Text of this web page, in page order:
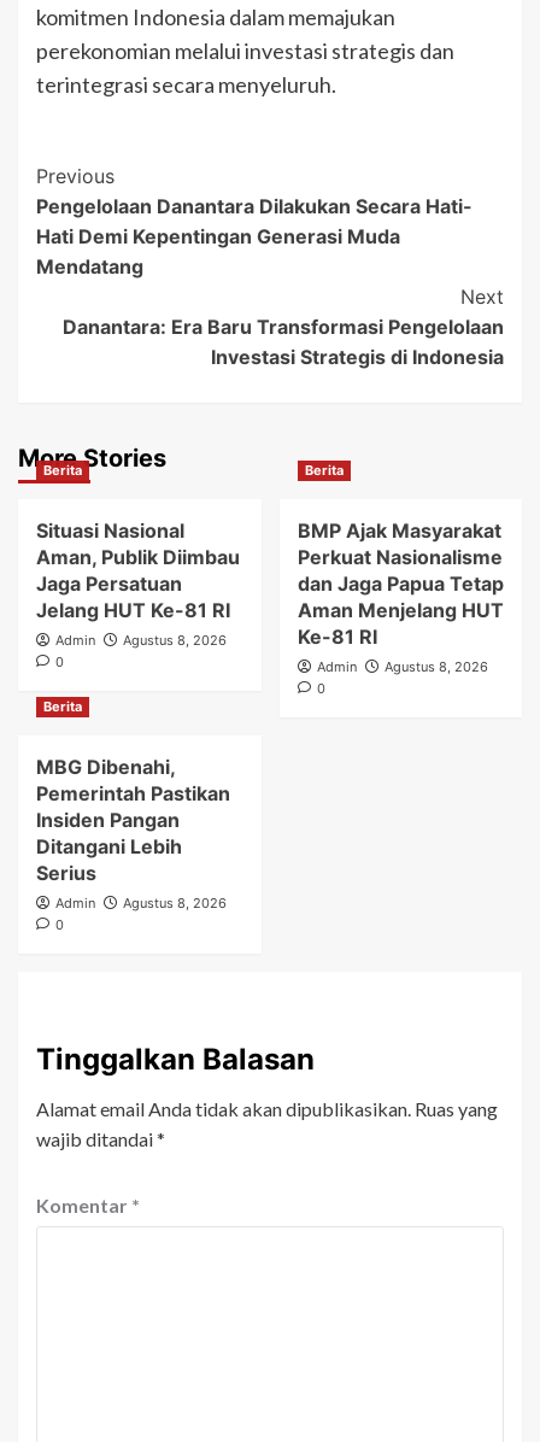
komitmen Indonesia dalam memajukan
perekonomian melalui investasi strategis dan
terintegrasi secara menyeluruh.
Post
Navigation
Previous
Pengelolaan Danantara Dilakukan Secara Hati-
Hati Demi Kepentingan Generasi Muda
Mendatang
Next
Danantara: Era Baru Transformasi Pengelolaan
Investasi Strategis di Indonesia
More Stories
Berita
Situasi Nasional
Aman, Publik Diimbau
Jaga Persatuan
Jelang HUT Ke-81 RI
Admin
Agustus 8, 2026
0
Berita
BMP Ajak Masyarakat
Perkuat Nasionalisme
dan Jaga Papua Tetap
Aman Menjelang HUT
Ke-81 RI
Admin
Agustus 8, 2026
0
Berita
MBG Dibenahi,
Pemerintah Pastikan
Insiden Pangan
Ditangani Lebih
Serius
Admin
Agustus 8, 2026
0
Tinggalkan Balasan
Alamat email Anda tidak akan dipublikasikan. Ruas yang
wajib ditandai*
Komentar *